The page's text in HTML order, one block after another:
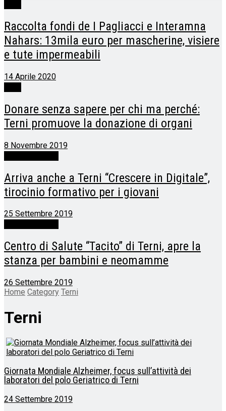
Raccolta fondi de I Pagliacci e Interamna
Nahars: 13mila euro per mascherine, visiere
e tute impermeabili
14 Aprile 2020
Donare senza sapere per chi ma perché:
Terni promuove la donazione di organi
8 Novembre 2019
Arriva anche a Terni “Crescere in Digitale”,
tirocinio formativo per i giovani
25 Settembre 2019
Centro di Salute “Tacito” di Terni, apre la
stanza per bambini e neomamme
26 Settembre 2019
Home Category Terni
Terni
Giornata Mondiale Alzheimer, focus sull’attività dei
laboratori del polo Geriatrico di Terni
24 Settembre 2019